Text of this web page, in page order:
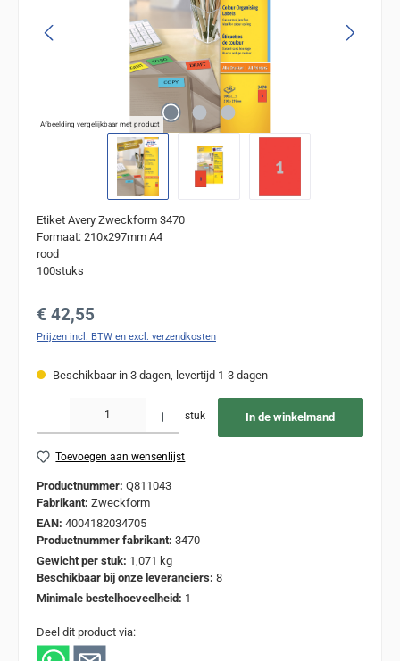
Afbeelding vergelijkbaar met product
Etiket Avery Zweckform 3470
Formaat: 210x297mm A4
rood
100stuks
Normale prijs:
€ 42,55
Prijzen incl. BTW en excl. verzendkosten
Beschikbaar in 3 dagen, levertijd 1-3 dagen
stuk In de winkelmand
Toevoegen aan wensenlijst
Productnummer: Q811043
Fabrikant: Zweckform
EAN: 4004182034705
Productnummer fabrikant: 3470
Gewicht per stuk: 1,071 kg
Beschikbaar bij onze leveranciers: 8
Minimale bestelhoeveelheid: 1
Deel dit product via: